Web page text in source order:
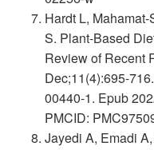
Hardt L,
S. Plant-Based
Review of Recent
Dec;11(4):695-
00440-1. Epub
PMCID:
Jayedi A, Emadi